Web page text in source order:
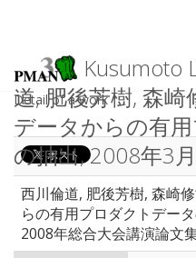
Kusumoto
道, 肥後芳樹, 森崎
データからの有
の抽出, 2008年3
Detail of a work
西川倫道, 肥後芳樹, 森崎
らの有用プロダクトデー
2008年総合大会講演論文